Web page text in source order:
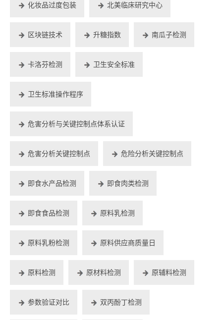
化妆品过度包装 北美临床研究中心
区块链技术 升糖指数 南瓜子检测
卡洛芬检测 卫生安全标准
卫生标准操作程序
危害分析与关键控制点体系认证
危害分析关键控制点 危险分析关键控制点
即食水产品检测 即食肉类检测
即食食品检测 原料乳检测
原料乳粉检测 原料供应商质量日
原料检测 原材料检测 原辅料检测
参数验证对比 双丙酚丁检测